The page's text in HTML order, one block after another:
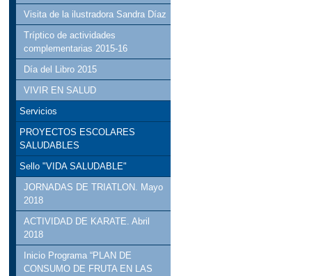
Visita de la ilustradora Sandra Díaz
Tríptico de actividades
complementarias 2015-16
Día del Libro 2015
VIVIR EN SALUD
Servicios
PROYECTOS ESCOLARES
SALUDABLES
Sello "VIDA SALUDABLE"
JORNADAS DE TRIATLON. Mayo
2018
ACTIVIDAD DE KARATE. Abril
2018
Inicio Programa “PLAN DE
CONSUMO DE FRUTA EN LAS